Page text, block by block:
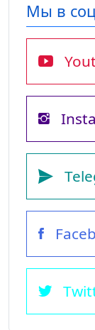
Мы в